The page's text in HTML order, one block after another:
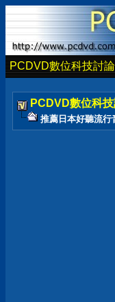
PCDVD數位科技討
PCDVD數位科
推薦日本好聽流行